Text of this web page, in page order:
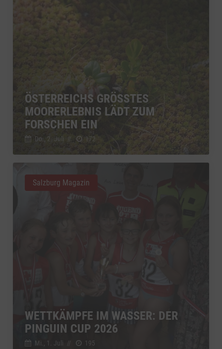
ÖSTERREICHS GRÖSSTES M
OORERLEBNIS LÄDT ZUM F
ORSCHEN EIN
Do., 2. Juli // 172
WETTKÄMPFE IM WASSER: DER
PINGUIN CUP 2026
Mi., 1. Juli // 195
Salzburg Magazin